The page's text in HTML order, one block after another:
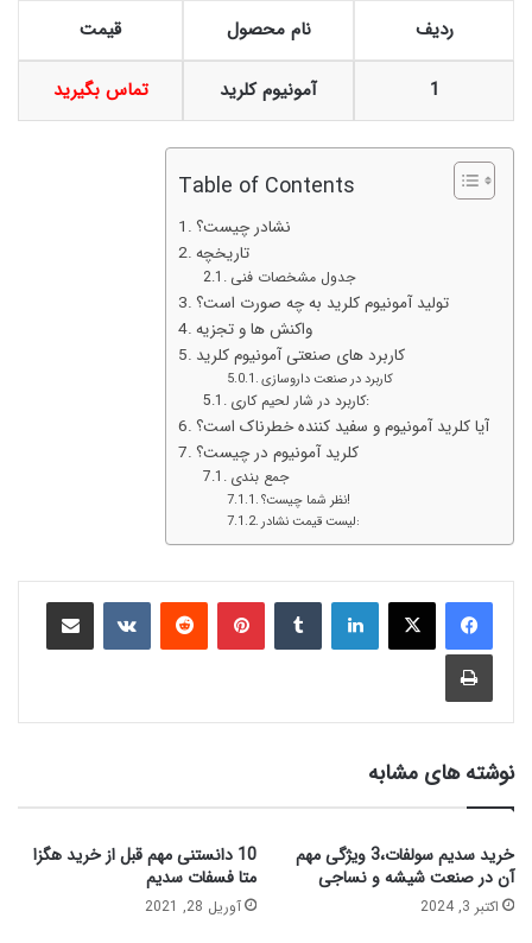
ردیف نام محصول قیمت
1 آمونیوم کلرید تماس بگیرید
Table of Contents
نشادر چیست؟
تاریخچه
جدول مشخصات فنی
تولید آمونیوم کلرید به چه صورت است؟
واکنش ها و تجزیه
کاربرد های صنعتی آمونیوم کلرید
کاربرد در صنعت داروسازی
کاربرد در شار لحیم کاری:
آیا کلرید آمونیوم و سفید کننده خطرناک است؟
کلرید آمونیوم در چیست؟
جمع‌ بندی
نظر شما چیست؟!
لیست قیمت نشادر:
نوشته های مشابه
خرید سدیم سولفات،3 ویژگی مهم
آن در صنعت شیشه و نساجی
اکتبر 3, 2024
10 دانستنی مهم قبل از خرید هگزا
متا فسفات سدیم
آوریل 28, 2021